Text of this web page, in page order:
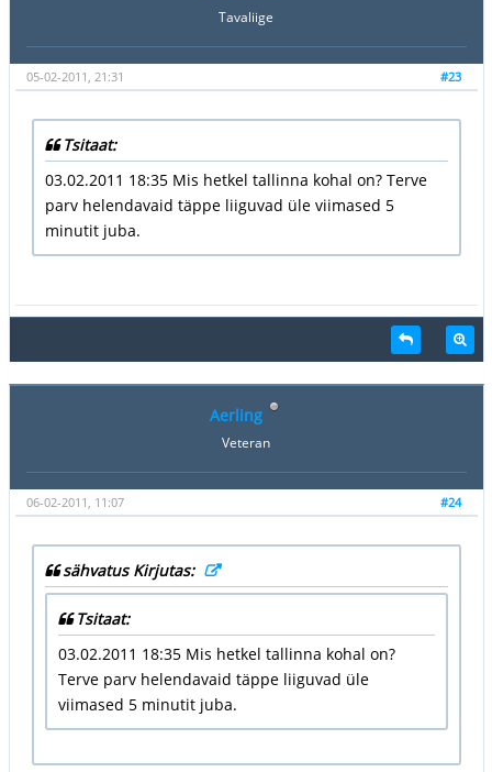
Tavaliige
#23
05-02-2011, 21:31
Tsitaat:
03.02.2011 18:35 Mis hetkel tallinna kohal on? Terve
parv helendavaid täppe liiguvad üle viimased 5
minutit juba.
Aerling
Veteran
#24
06-02-2011, 11:07
sähvatus Kirjutas:
Tsitaat:
03.02.2011 18:35 Mis hetkel tallinna kohal on?
Terve parv helendavaid täppe liiguvad üle
viimased 5 minutit juba.